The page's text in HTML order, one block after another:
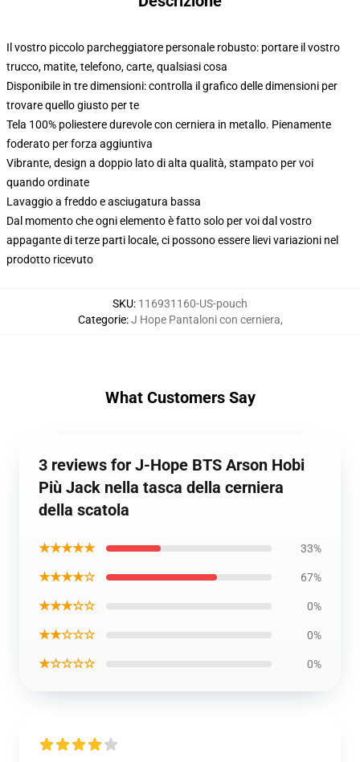
Il vostro piccolo parcheggiatore personale robusto: portare il vostro
trucco, matite, telefono, carte, qualsiasi cosa
Disponibile in tre dimensioni: controlla il grafico delle dimensioni per
trovare quello giusto per te
Tela 100% poliestere durevole con cerniera in metallo. Pienamente
foderato per forza aggiuntiva
Vibrante, design a doppio lato di alta qualità, stampato per voi
quando ordinate
Lavaggio a freddo e asciugatura bassa
Dal momento che ogni elemento è fatto solo per voi dal vostro
appagante di terze parti locale, ci possono essere lievi variazioni nel
prodotto ricevuto
SKU: 116931160-US-pouch
Categorie:J Hope Pantaloni con cerniera,
What Customers Say
3 reviews for J-Hope BTS Arson Hobi
Più Jack nella tasca della cerniera
della scatola
★★★★★ 33%
★★★★☆ 67%
★★★☆☆ 0%
★★☆☆☆ 0%
★☆☆☆☆ 0%